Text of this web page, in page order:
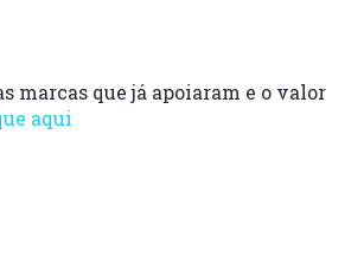
marcas que já apoiaram e o valor
aqui